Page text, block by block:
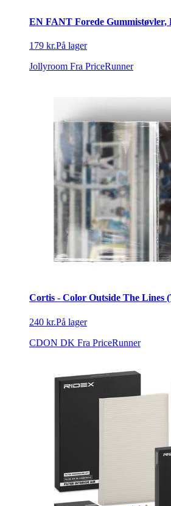
EN FANT Forede Gummistøvler,
179 kr.På lager
Jollyroom Fra PriceRunner
Cortis - Color Outside The Lines
240 kr.På lager
CDON DK Fra PriceRunner